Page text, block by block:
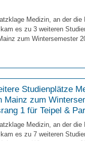
Medizin, an der die
es zu 3 weiteren
zum Wintersemester
Studienplätze
Mainz zum
1 für Teipel &
Medizin, an der die
es zu 7 weiteren